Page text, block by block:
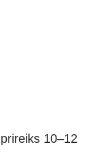
10–12